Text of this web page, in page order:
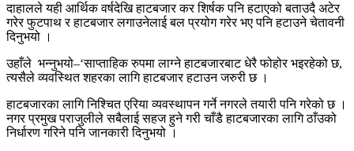
दाहालले यही आर्थिक वर्षदेखि हाटबजार कर शिर्षक पनि हटाएको बताउदै अटेर
गरेर फुटपाथ र हाटबजार लगाउनेलाई बल प्रयोग गरेर भए पनि हटाउने चेतावनी
दिनुभयो ।
उहाँले भन्नुभयो–‘साप्ताहिक रुपमा लाग्ने हाटबजारबाट धेरै फोहोर भइरहेको छ,
त्यसैले व्यवस्थित शहरका लागि हाटबजार हटाउन जरुरी छ ।
हाटबजारका लागि निश्चित एरिया व्यवस्थापन गर्ने नगरले तयारी पनि गरेको छ ।
नगर प्रमुख पराजुलीले सबैलाई सहज हुने गरी चाँडै हाटबजारका लागि ठाँउको
निर्धारण गरिने पनि जानकारी दिनुभयो ।